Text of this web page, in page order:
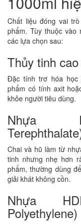
Chất liệu đóng vai
phẩm. Tùy thuộc
các lựa chọn sau:
Thủy tinh
Đặc tính trơ hóa học
phẩm có tính axit
khỏe người tiêu dùng.
Nhựa
Chai và hũ làm từ
tinh nhưng nhẹ hơn
phẩm, thường dùng
giải khát không cồn.
Nhựa
Polyethylene)